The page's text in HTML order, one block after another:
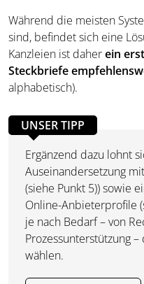
Während die meisten
sind, befindet sich eine
Kanzleien ist daherein
Steckbriefe
alphabetisch).
UNSER TIPP
Ergänzend dazu lohnt
Auseinandersetzung
(siehe Punkt 5)) sowie
Online-Anbieterprofile
je nach Bedarf – von
Prozessunterstützung
wählen.